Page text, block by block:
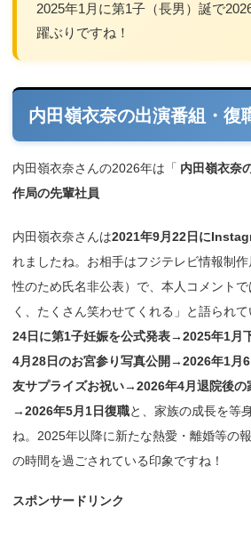
2025年1月に第1子（長男）誕で
躍ぶりですね！
内田嶺衣奈の出演番組・復
内田嶺衣奈さんの2026年は「 内田嶺衣奈
作局の先輩社員
内田嶺衣奈さんは2021年9月22日に
れましたね。お相手はフジテレビ情報制
性のため氏名非公表）で、本人コメント
く、たくさん笑わせてくれる」と語られ
24日に第1子妊娠を公式発表→2025年1月
4月28日のお宮参り写真公開→2026年1月
友サプライズお祝い→2026年4月退院後の
→2026年5月1日復職と、家族の成長を等
ね。2025年以降に新たな熱愛・離婚等の
の時間を過ごされている印象ですね！
スポンサードリンク